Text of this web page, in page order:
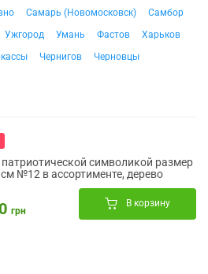
Самарь (Новомосковск)
Самбор
Ужгород Умань Фастов
Харьков
Чернигов
Черновцы
патриотической символикой размер
№12 в ассортименте, дерево
грн
В корзину